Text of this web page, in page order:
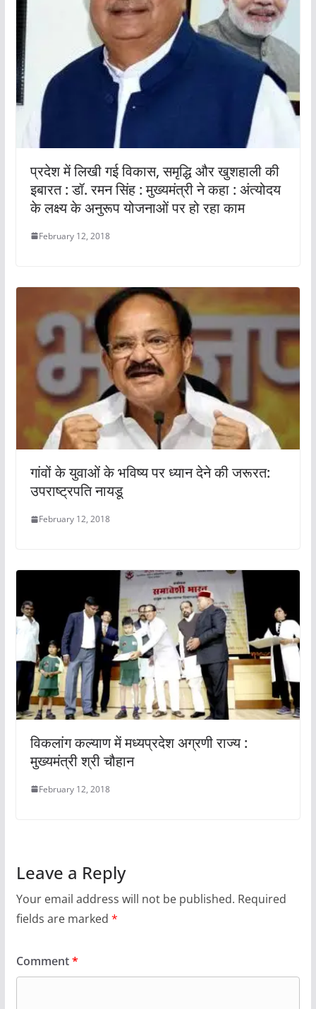
प्रदेश में लिखी गई विकास, समृद्धि और खुशहाली की
इबारत : डॉ. रमन सिंह : मुख्यमंत्री ने कहा : अंत्योदय
के लक्ष्य के अनुरूप योजनाओं पर हो रहा काम
February 12, 2018
गांवों के युवाओं के भविष्य पर ध्यान देने की जरूरत:
उपराष्ट्रपति नायडू
February 12, 2018
विकलांग कल्याण में मध्यप्रदेश अग्रणी राज्य :
मुख्यमंत्री श्री चौहान
February 12, 2018
Leave a Reply
Your email address will not be published. Required
fields are marked *
Comment*